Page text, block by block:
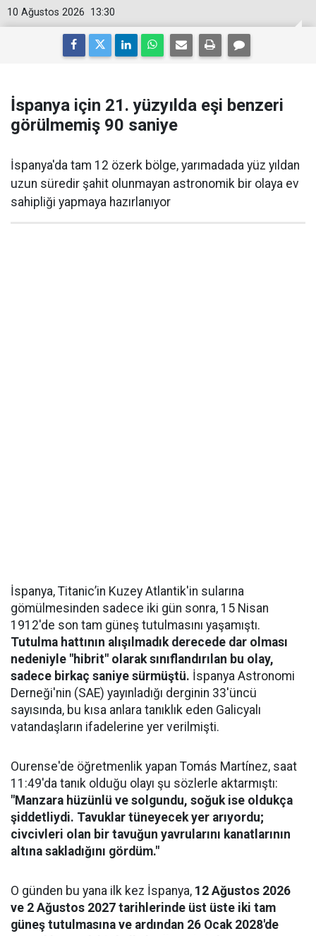
13:30
10 Ağustos 2026
İspanya için 21. yüzyılda eşi benzeri
görülmemiş 90 saniye
İspanya'da tam 12 özerk bölge, yarımadada yüz yıldan
uzun süredir şahit olunmayan astronomik bir olaya ev
sahipliği yapmaya hazırlanıyor
İspanya, Titanic’in Kuzey Atlantik'in sularına
gömülmesinden sadece iki gün sonra, 15 Nisan
1912'de son tam güneş tutulmasını yaşamıştı.
Tutulma hattının alışılmadık derecede dar olması
nedeniyle "hibrit" olarak sınıflandırılan bu olay,
sadece birkaç saniye sürmüştü. İspanya Astronomi
Derneği'nin (SAE) yayınladığı derginin 33'üncü
sayısında, bu kısa anlara tanıklık eden Galicyalı
vatandaşların ifadelerine yer verilmişti.
Ourense'de öğretmenlik yapan Tomás Martínez, saat
11:49'da tanık olduğu olayı şu sözlerle aktarmıştı:
"Manzara hüzünlü ve solgundu, soğuk ise oldukça
şiddetliydi. Tavuklar tüneyecek yer arıyordu;
civcivleri olan bir tavuğun yavrularını kanatlarının
altına sakladığını gördüm."
O günden bu yana ilk kez İspanya, 12 Ağustos 2026
ve 2 Ağustos 2027 tarihlerinde üst üste iki tam
güneş tutulmasına ve ardından 26 Ocak 2028'de